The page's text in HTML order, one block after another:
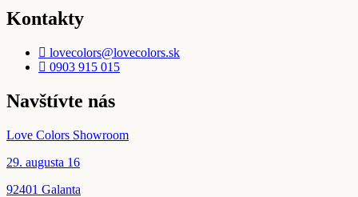
Kontakty
lovecolors@lovecolors.sk
0903 915 015
Navštívte nás
Love Colors Showroom
29. augusta 16
92401 Galanta